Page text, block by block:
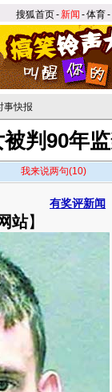
搜狐首页-新闻 -体育-
事快报
判90年
我来说两句(10)
有奖评新闻
站】